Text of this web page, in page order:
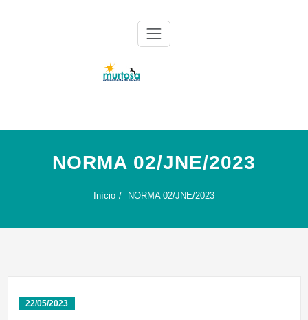
NORMA 02/JNE/2023
Início NORMA 02/JNE/2023
22/05/2023